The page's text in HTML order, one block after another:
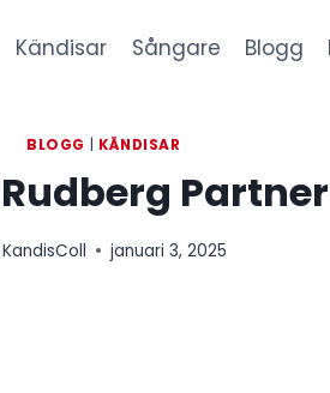
Kändisar Sångare Blogg
BLOGG KÄNDISAR
Partner
KandisColl januari 3, 2025